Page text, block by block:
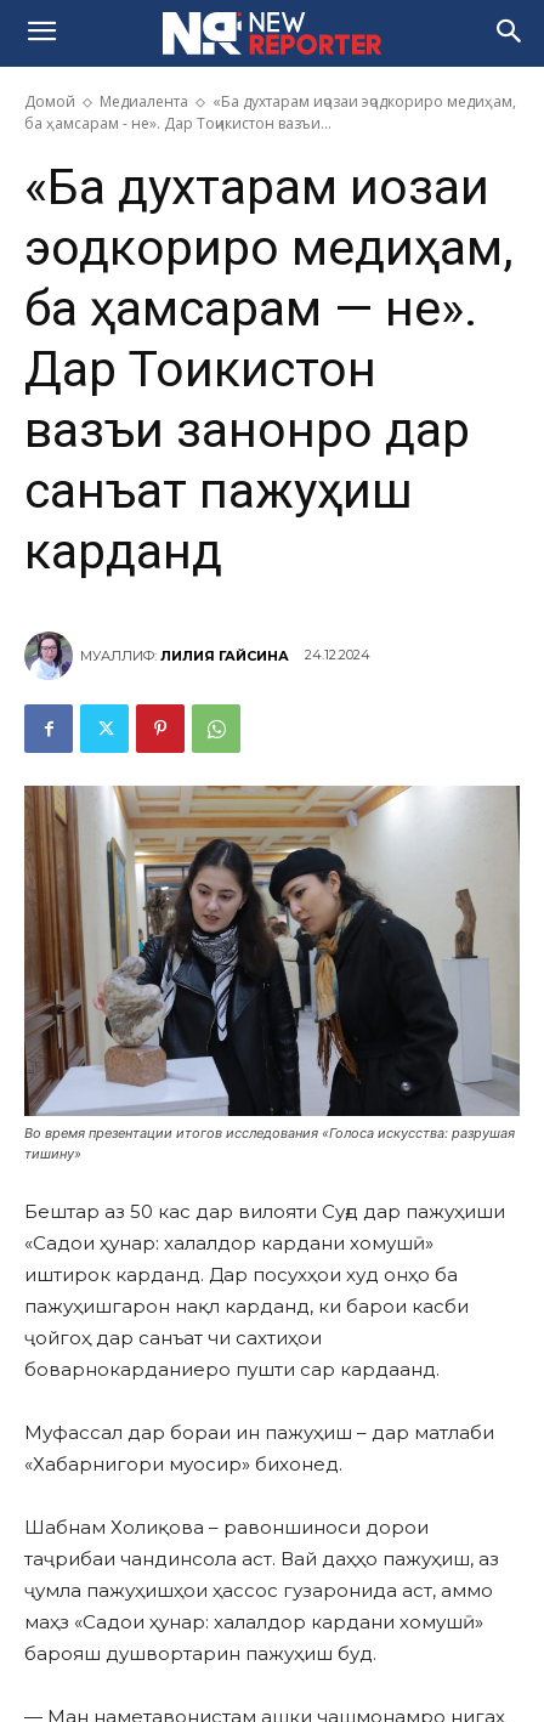
Домой Медиалента
«Ба духтарам иҷозаи эҷодкориро медиҳам,
ба ҳамсарам - не». Дар Тоҷикистон вазъи...
«Ба духтарам иҷозаи
эҷодкориро медиҳам,
ба ҳамсарам — не».
Дар Тоҷикистон
вазъи занонро дар
санъат пажуҳиш
карданд
МУАЛЛИФ: ЛИЛИЯ ГАЙСИНА 24.12.2024
Во время презентации итогов исследования «Голоса искусства: разрушая
тишину»
Бештар аз 50 кас дар вилояти Суғд дар пажуҳиши
«Садои ҳунар: халалдор кардани хомушӣ»
иштирок карданд. Дар посухҳои худ онҳо ба
пажуҳишгарон нақл карданд, ки барои касби
ҷойгоҳ дар санъат чи сахтиҳои
боварнокарданиеро пушти сар кардаанд.
Муфассал дар бораи ин пажуҳиш – дар матлаби
«Хабарнигори муосир» бихонед.
Шабнам Холиқова – равоншиноси дорои
таҷрибаи чандинсола аст. Вай даҳҳо пажуҳиш, аз
ҷумла пажуҳишҳои ҳассос гузаронида аст, аммо
маҳз «Садои ҳунар: халалдор кардани хомушӣ»
барояш душвортарин пажуҳиш буд.
— Ман наметавонистам ашки чашмонамро нигаҳ